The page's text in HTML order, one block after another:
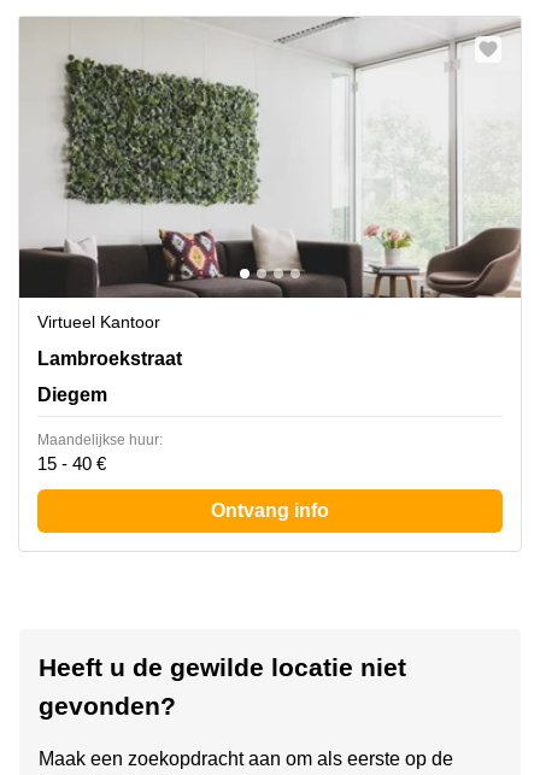
Virtueel Kantoor
Lambroekstraat 5A, Diegem
Lambroekstraat
Diegem
Maandelijkse huur:
15 - 40 €
Ontvang info
Heeft u de gewilde locatie niet
gevonden?
Maak een zoekopdracht aan om als eerste op de